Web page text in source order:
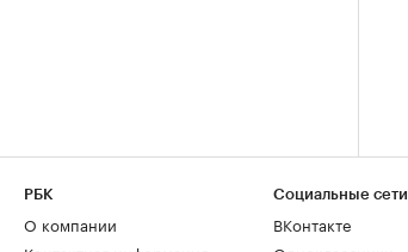
РБК
О компании
Социальные сети
ВКонтакте